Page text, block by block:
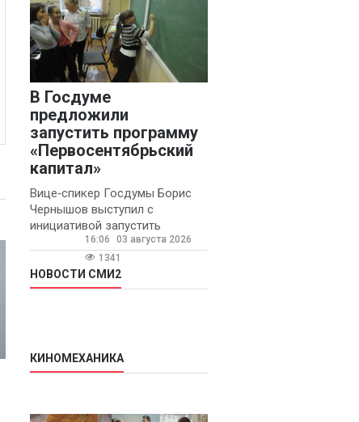
В Госдуме
предложили
запустить программу
«Первосентябрьский
капитал»
Вице‑спикер Госдумы Борис
Чернышов выступил с
инициативой запустить
ежегодную федеральную
программу
«Первосентябрьский капитал»
- она предполагает
16:06
03 августа 2026
1341
НОВОСТИ СМИ2
КИНОМЕХАНИКА